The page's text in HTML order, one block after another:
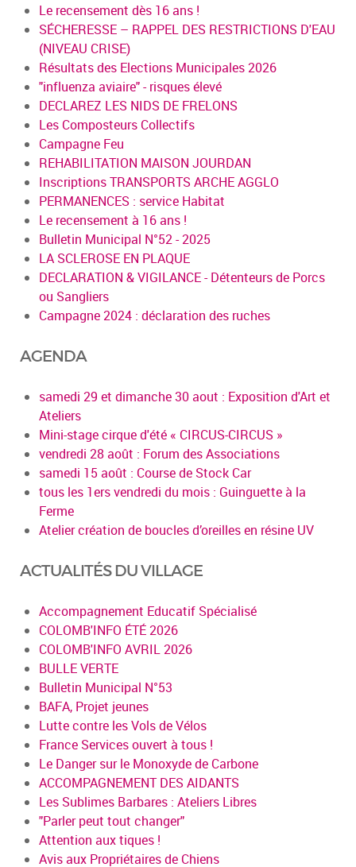
Le recensement dès 16 ans !
SÉCHERESSE – RAPPEL DES RESTRICTIONS D'EAU
(NIVEAU CRISE)
Résultats des Elections Municipales 2026
"influenza aviaire" - risques élevé
DECLAREZ LES NIDS DE FRELONS
Les Composteurs Collectifs
Campagne Feu
REHABILITATION MAISON JOURDAN
Inscriptions TRANSPORTS ARCHE AGGLO
PERMANENCES : service Habitat
Le recensement à 16 ans !
Bulletin Municipal N°52 - 2025
LA SCLEROSE EN PLAQUE
DECLARATION & VIGILANCE - Détenteurs de Porcs
ou Sangliers
Campagne 2024 : déclaration des ruches
AGENDA
samedi 29 et dimanche 30 aout : Exposition d'Art et
Ateliers
Mini-stage cirque d'été « CIRCUS-CIRCUS »
vendredi 28 août : Forum des Associations
samedi 15 août : Course de Stock Car
tous les 1ers vendredi du mois : Guinguette à la
Ferme
Atelier création de boucles d’oreilles en résine UV
ACTUALITÉS DU VILLAGE
Accompagnement Educatif Spécialisé
COLOMB'INFO ÉTÉ 2026
COLOMB'INFO AVRIL 2026
BULLE VERTE
Bulletin Municipal N°53
BAFA, Projet jeunes
Lutte contre les Vols de Vélos
France Services ouvert à tous !
Le Danger sur le Monoxyde de Carbone
ACCOMPAGNEMENT DES AIDANTS
Les Sublimes Barbares : Ateliers Libres
"Parler peut tout changer"
Attention aux tiques !
Avis aux Propriétaires de Chiens